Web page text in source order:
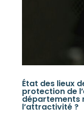
État des lieux
protection de
départements
l’attractivité ?